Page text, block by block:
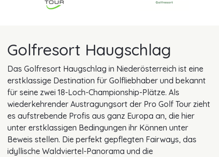
Golfresort Haugschlag
Das Golfresort Haugschlag in Niederösterreich ist eine
erstklassige Destination für Golfliebhaber und bekannt
für seine zwei 18-Loch-Championship-Plätze. Als
wiederkehrender Austragungsort der Pro Golf Tour zieht
es aufstrebende Profis aus ganz Europa an, die hier
unter erstklassigen Bedingungen ihr Können unter
Beweis stellen. Die perfekt gepflegten Fairways, das
idyllische Waldviertel-Panorama und die